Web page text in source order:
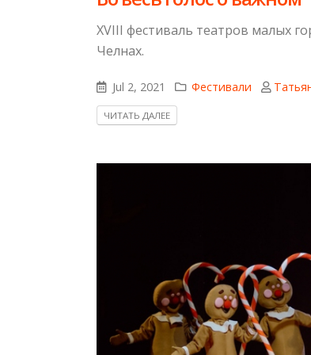
XVIII фестиваль театров малых
Челнах.
Jul 2, 2021 Фестивали
ЧИТАТЬ ДАЛЕЕ